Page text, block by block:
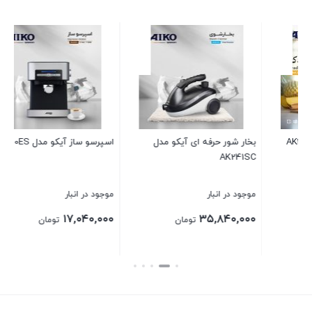
اسپرسو ساز آیکو مدل AK230ES
موجود در انبار
۱۷,۰۴۰,۰۰۰ تومان
چای ساز آیکو مدل AK177TM
موجود در انبار
۱۶,۸۰۰,۰۰۰ تومان
بستن